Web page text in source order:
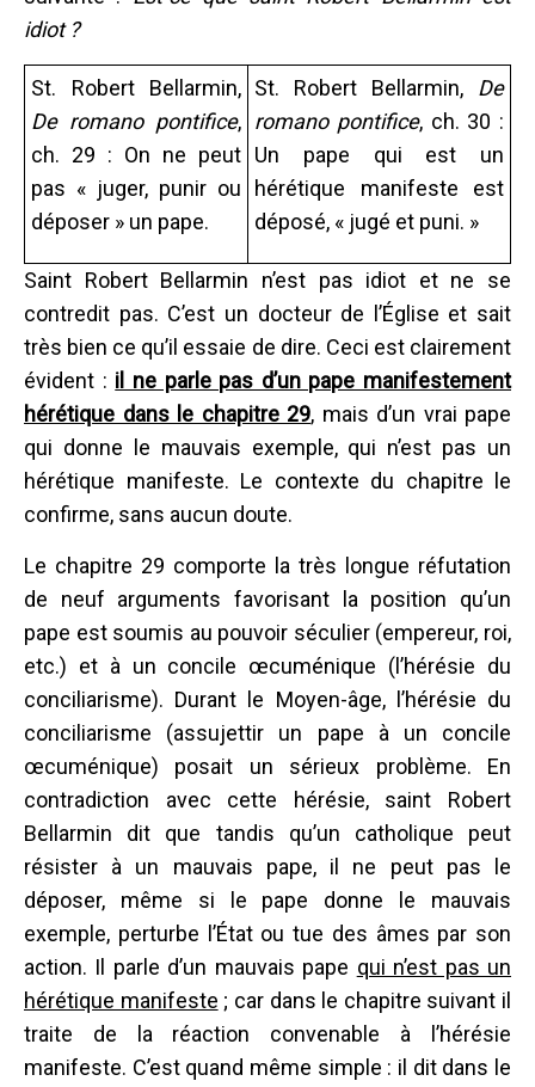
idiot ?
St. Robert Bellarmin,
De romano pontifice,
ch. 29 : On ne peut
pas « juger, punir ou
déposer » un pape.
St. Robert Bellarmin, De
romano pontifice, ch. 30 :
Un pape qui est un
hérétique manifeste est
déposé, « jugé et puni. »
Saint Robert Bellarmin n’est pas idiot et ne se
contredit pas. C’est un docteur de l’Église et sait
très bien ce qu’il essaie de dire. Ceci est clairement
évident : il ne parle pas d’un pape manifestement
hérétique dans le chapitre 29, mais d’un vrai pape
qui donne le mauvais exemple, qui n’est pas un
hérétique manifeste. Le contexte du chapitre le
confirme, sans aucun doute.
Le chapitre 29 comporte la très longue réfutation
de neuf arguments favorisant la position qu’un
pape est soumis au pouvoir séculier (empereur, roi,
etc.) et à un concile œcuménique (l’hérésie du
conciliarisme). Durant le Moyen-âge, l’hérésie du
conciliarisme (assujettir un pape à un concile
œcuménique) posait un sérieux problème. En
contradiction avec cette hérésie, saint Robert
Bellarmin dit que tandis qu’un catholique peut
résister à un mauvais pape, il ne peut pas le
déposer, même si le pape donne le mauvais
exemple, perturbe l’État ou tue des âmes par son
action. Il parle d’un mauvais pape qui n’est pas un
hérétique manifeste ; car dans le chapitre suivant il
traite de la réaction convenable à l’hérésie
manifeste. C’est quand même simple : il dit dans le